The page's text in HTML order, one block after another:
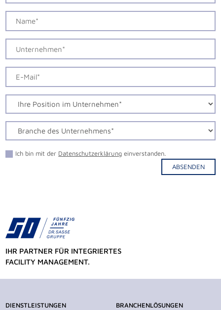
Ich bin mit der Datenschutzerklärung einverstanden.
ABSENDEN
IHR PARTNER FÜR INTEGRIERTES
FACILITY MANAGEMENT.
DIENSTLEISTUNGEN
BRANCHENLÖSUNGEN